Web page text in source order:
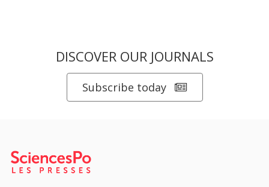
DISCOVER OUR JOURNALS
Subscribe today